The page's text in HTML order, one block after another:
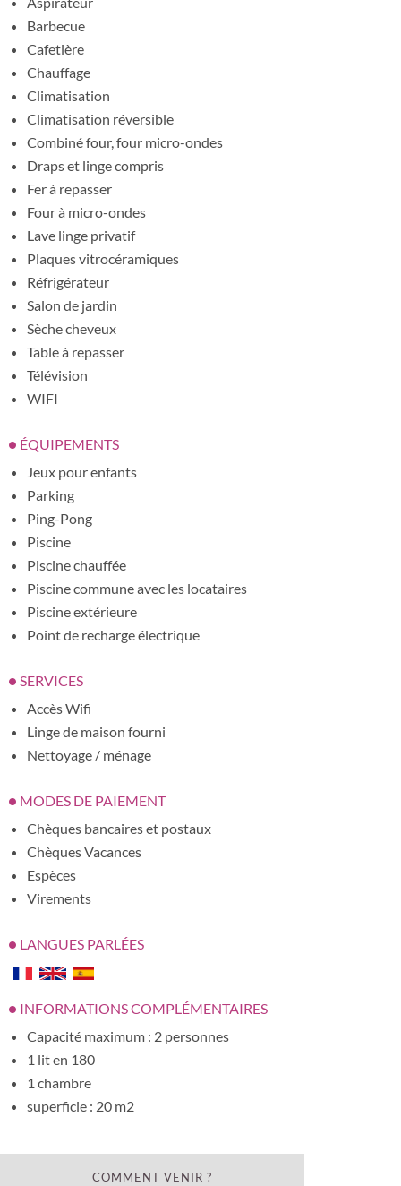
Barbecue
Cafetière
Chauffage
Climatisation
Climatisation réversible
Combiné four, four micro-ondes
Draps et linge compris
Fer à repasser
Four à micro-ondes
Lave linge privatif
Plaques vitrocéramiques
Réfrigérateur
Salon de jardin
Sèche cheveux
Table à repasser
Télévision
WIFI
ÉQUIPEMENTS
Jeux pour enfants
Parking
Ping-Pong
Piscine
Piscine chauffée
Piscine commune avec les locataires
Piscine extérieure
Point de recharge électrique
SERVICES
Accès Wifi
Linge de maison fourni
Nettoyage / ménage
MODES DE PAIEMENT
Chèques bancaires et postaux
Chèques Vacances
Espèces
Virements
LANGUES PARLÉES
INFORMATIONS COMPLÉMENTAIRES
Capacité maximum : 2 personnes
1 lit en 180
1 chambre
superficie : 20 m2
COMMENT VENIR ?